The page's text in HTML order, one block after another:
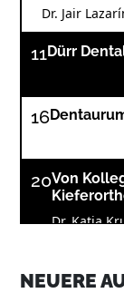
Dr. Jair
11Dürr
16
20Von
Dr. Katja
Dr.
NEUERE